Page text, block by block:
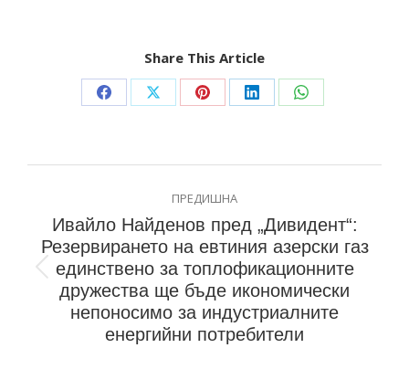
Share This Article
ПРЕДИШНА
Ивайло Найденов пред „Дивидент“:
Резервирането на евтиния азерски газ
единствено за топлофикационните
дружества ще бъде икономически
непоносимо за индустриалните
енергийни потребители